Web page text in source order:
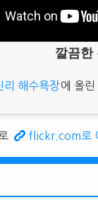
깔끔한
리 해수욕장에 올
flickr.com로